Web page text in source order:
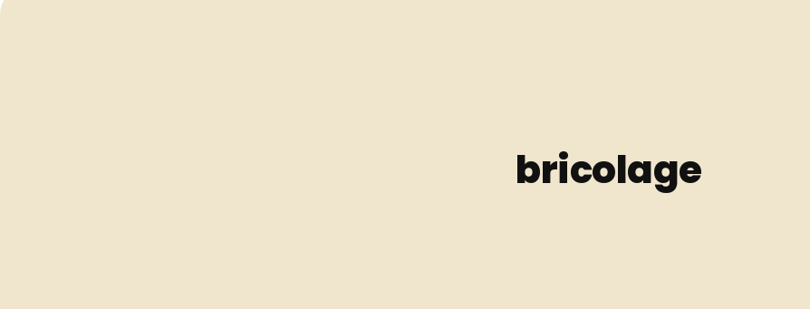
bricolage